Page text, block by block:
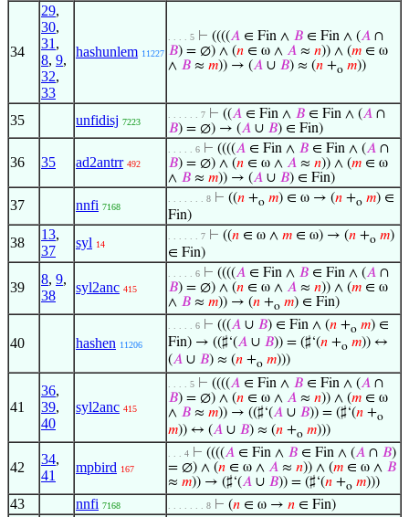
34
29,
30,
31 ,
8, 9,
32,
33
hashunlem 11227
. . . . 5 ⊢ ((((𝐴 ∈ Fin ∧ 𝐵 ∈ Fin ∧ (𝐴 ∩
𝐵) = ∅) ∧ (𝑛 ∈ ω ∧ 𝐴 ≈ 𝑛)) ∧ (𝑚 ∈ ω
∧ 𝐵 ≈ 𝑚)) → (𝐴 ∪ 𝐵) ≈ (𝑛 +o 𝑚))
35 unfidisj 7223
. . . . . . 7 ⊢ ((𝐴 ∈ Fin ∧ 𝐵 ∈ Fin ∧ (𝐴 ∩
𝐵) = ∅) → (𝐴 ∪ 𝐵) ∈ Fin)
36 35 ad2antrr 492
. . . . . 6 ⊢ ((((𝐴 ∈ Fin ∧ 𝐵 ∈ Fin ∧ (𝐴 ∩
𝐵) = ∅) ∧ (𝑛 ∈ ω ∧ 𝐴 ≈ 𝑛)) ∧ (𝑚 ∈ ω
∧ 𝐵 ≈ 𝑚)) → (𝐴 ∪ 𝐵) ∈ Fin)
37 nnfi 7168
. . . . . . . 8 ⊢ ((𝑛 +o 𝑚) ∈ ω → (𝑛 +o 𝑚) ∈
Fin)
38
13,
37
syl 14
. . . . . . 7 ⊢ ((𝑛 ∈ ω ∧ 𝑚 ∈ ω) → (𝑛 +o 𝑚)
∈ Fin)
39
8, 9,
38
syl2anc 415
. . . . . 6 ⊢ ((((𝐴 ∈ Fin ∧ 𝐵 ∈ Fin ∧ (𝐴 ∩
𝐵) = ∅) ∧ (𝑛 ∈ ω ∧ 𝐴 ≈ 𝑛)) ∧ (𝑚 ∈ ω
∧ 𝐵 ≈ 𝑚)) → (𝑛 +o 𝑚) ∈ Fin)
40 hashen 11206
. . . . . 6 ⊢ (((𝐴 ∪ 𝐵) ∈ Fin ∧ (𝑛 +o 𝑚) ∈
Fin) → ((♯‘(𝐴 ∪ 𝐵)) = (♯‘(𝑛 +o 𝑚)) ↔
(𝐴 ∪ 𝐵) ≈ (𝑛 +o 𝑚)))
41
36,
39,
40
syl2anc 415
. . . . 5 ⊢ ((((𝐴 ∈ Fin ∧ 𝐵 ∈ Fin ∧ (𝐴 ∩
𝐵) = ∅) ∧ (𝑛 ∈ ω ∧ 𝐴 ≈ 𝑛)) ∧ (𝑚 ∈ ω
∧ 𝐵 ≈ 𝑚)) → ((♯‘(𝐴 ∪ 𝐵)) = (♯‘(𝑛 +o
𝑚)) ↔ (𝐴 ∪ 𝐵) ≈ (𝑛 +o 𝑚)))
42
34,
41
mpbird 167
. . . 4 ⊢ ((((𝐴 ∈ Fin ∧ 𝐵 ∈ Fin ∧ (𝐴 ∩ 𝐵)
= ∅) ∧ (𝑛 ∈ ω ∧ 𝐴 ≈ 𝑛)) ∧ (𝑚 ∈ ω ∧ 𝐵
≈ 𝑚)) → (♯‘(𝐴 ∪ 𝐵)) = (♯‘(𝑛 +o 𝑚)))
43 nnfi 7168 . . . . . . . 8 ⊢ (𝑛 ∈ ω → 𝑛 ∈ Fin)